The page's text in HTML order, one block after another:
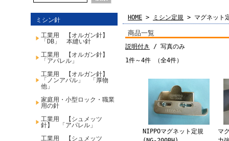
ミシン針
工業用 【オルガン針】
「DB」 本縫い針
工業用 【オルガン針】
「アパレル」
工業用 【オルガン針】
「ノンアパル」 「厚物
他」
家庭用・小型ロック・職業
用の針
工業用 【シュメッツ
針】 「アパレル」
工業用 【シュメッツ
HOME > ミシン定規 > マグネット
商品一覧
説明付き
/ 写真のみ
1件～4件 （全4件）
NIPPOマグネット定規
マ